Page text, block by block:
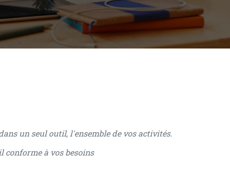
un seul outil, l'ensemble de vos activités.
à vos besoins